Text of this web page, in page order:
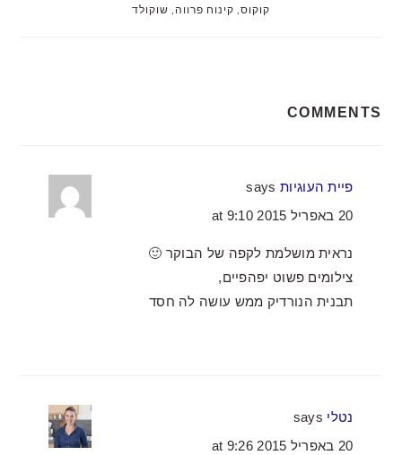
קוקוס, קינוח פרווה, שוקולד
INTERACTIONS
COMMENTS
פיית העוגיות says
20 באפריל 2015 at 9:10
נראית מושלמת לקפה של הבוקר 🙂
צילומים פשוט יפהפיים,
תבנית הנורדיק ממש עושה לה חסד
נטלי says
20 באפריל 2015 at 9:26